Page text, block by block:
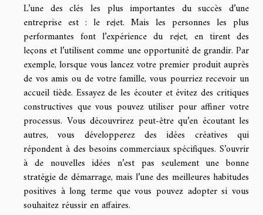
L’une des clés les plus importantes du succès d’une
entreprise est : le rejet. Mais les personnes les plus
performantes font l’expérience du rejet, en tirent des
leçons et l’utilisent comme une opportunité de grandir. Par
exemple, lorsque vous lancez votre premier produit auprès
de vos amis ou de votre famille, vous pourriez recevoir un
accueil tiède. Essayez de les écouter et évitez des critiques
constructives que vous pouvez utiliser pour affiner votre
processus. Vous découvrirez peut-être qu’en écoutant les
autres, vous développerez des idées créatives qui
répondent à des besoins commerciaux spécifiques. S’ouvrir
à de nouvelles idées n’est pas seulement une bonne
stratégie de démarrage, mais l’une des meilleures habitudes
positives à long terme que vous pouvez adopter si vous
souhaitez réussir en affaires.